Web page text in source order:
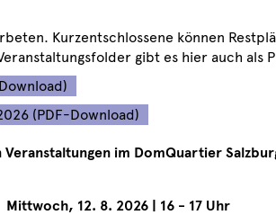
Kurzentschlossene können
gibt es hier auch als
(PDF-Download)
im DomQuartier
Mittwoch, 12. 8. 2026| 16 - 17 Uhr